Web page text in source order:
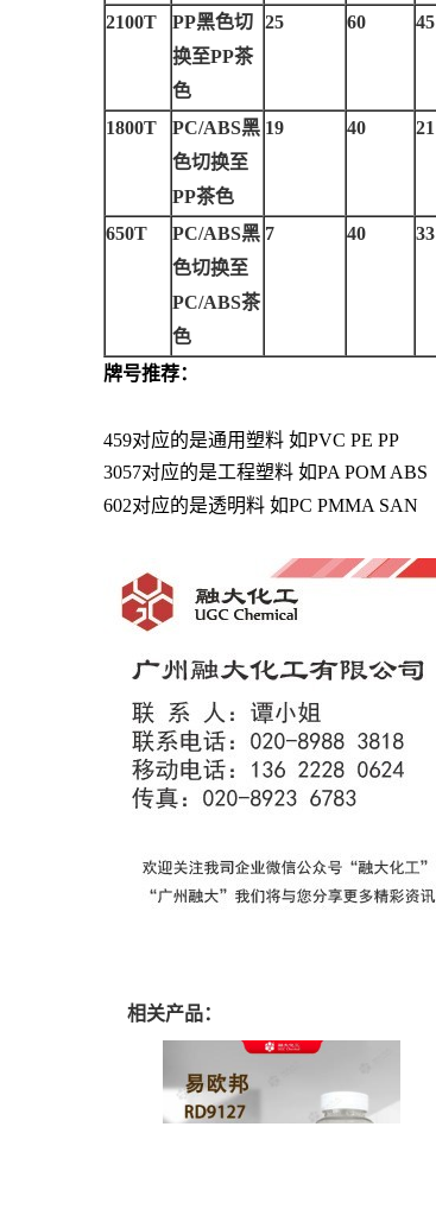
2100T
PP黑色切
换至PP茶
色
25 60 45
1800T PC/ABS黑
色切换至
PP茶色
19 40 21
650T PC/ABS黑
色切换至
PC/ABS茶
色
7 40 33
牌号推荐：
459对应的是通用塑料 如PVC PE PP
3057对应的是工程塑料 如PA POM ABS
602对应的是透明料 如PC PMMA SAN
相关产品：